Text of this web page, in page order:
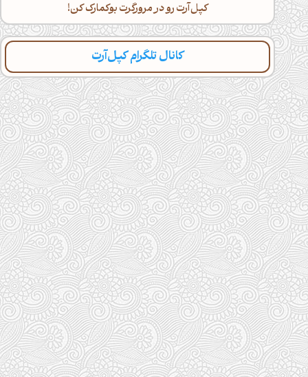
کپل‌آرت رو در مرورگرت بوکمارک کن!
کانال تلگرام کپل‌آرت